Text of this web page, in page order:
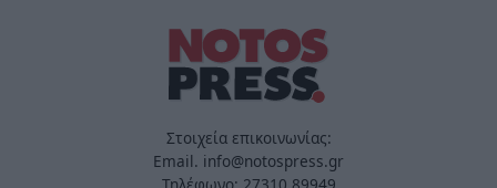
Στοιχεία επικοινωνίας:
Email. info@notospress.gr